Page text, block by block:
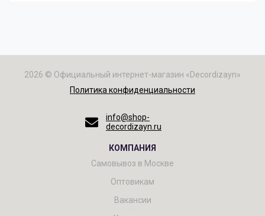
2026 © Официальный интернет-магазин «Decordizayn»
Политика конфиденциальности
info@shop-
decordizayn.ru
КОМПАНИЯ
Самовывоз в Москве
Оптовикам
Вакансии